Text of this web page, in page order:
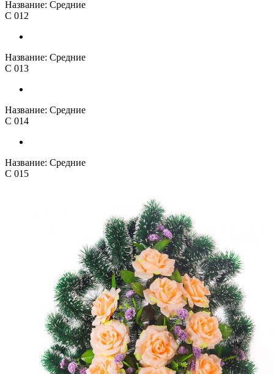
Название: Средние
С 012
Название: Средние
С 013
Название: Средние
С 014
Название: Средние
С 015